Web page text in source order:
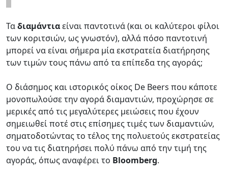
Ταδιαμάντιαείναι παντοτινά (και οι καλύτεροι φίλοι
των κοριτσιών, ως γνωστόν), αλλά πόσο παντοτινή
μπορεί να είναι σήμερα μία εκστρατεία διατήρησης
των τιμών τους πάνω από τα επίπεδα της αγοράς;
Ο διάσημος και ιστορικός οίκος De Beers που κάποτε
μονοπωλούσε την αγορά διαμαντιών, προχώρησε σε
μερικές από τις μεγαλύτερες μειώσεις που έχουν
σημειωθεί ποτέ στις επίσημες τιμές των διαμαντιών,
σηματοδοτώντας το τέλος της πολυετούς εκστρατείας
του να τις διατηρήσει πολύ πάνω από την τιμή της
αγοράς, όπως αναφέρει το Bloomberg.